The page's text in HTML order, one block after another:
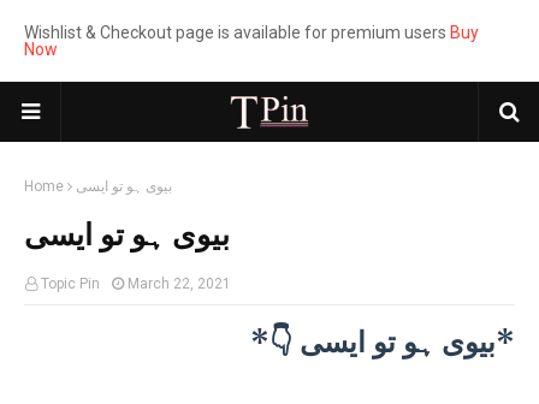
Wishlist & Checkout page is available for premium users Buy
Now
Home بیوی ہو تو ایسی
بیوی ہو تو ایسی
Topic Pin March 22, 2021
*بیوی ہو تو ایسی 👇*